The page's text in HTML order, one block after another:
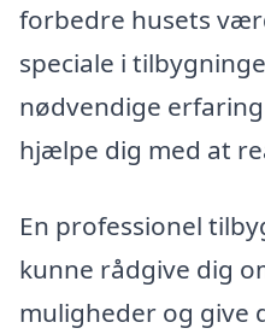
forbedre husets
speciale i
nødvendige
hjælpe dig med at
En professionel
kunne rådgive dig
muligheder og give